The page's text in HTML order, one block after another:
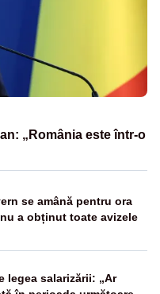
„România este într-o
se amână pentru ora
a obținut toate avizele
legea salarizării: „Ar